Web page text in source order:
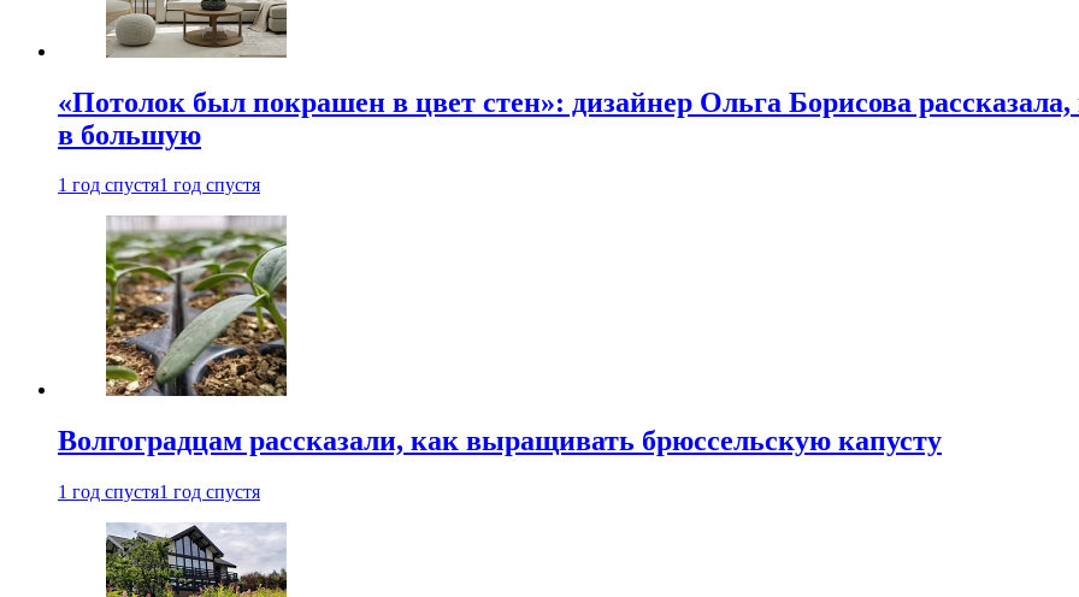
«Потолок был покрашен в цвет стен»: дизайнер Ольга Борисова
в большую
1 год спустя1 год спустя
Волгоградцам рассказали, как выращивать брюссельскую капусту
1 год спустя1 год спустя